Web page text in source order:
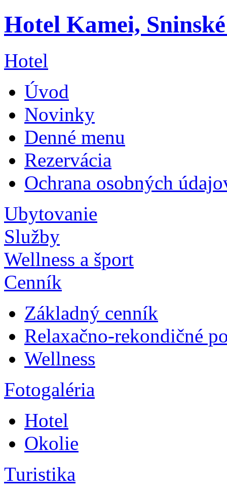
Hotel Kamei,
Hotel
Úvod
Novinky
Denné menu
Rezervácia
Ochrana osobných
Ubytovanie
Služby
Wellness a šport
Cenník
Základný cenník
Relaxačno-rekondičné
Wellness
Fotogaléria
Hotel
Okolie
Turistika